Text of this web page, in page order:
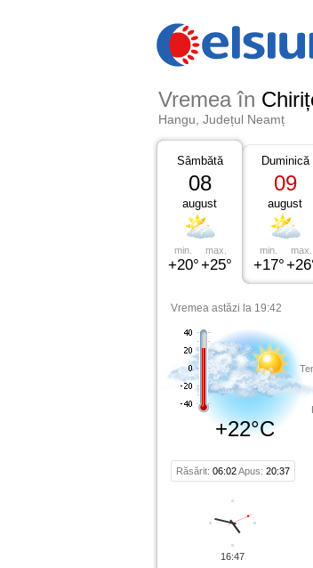
Vremea în
Hangu, Județul Neamț
Sâmbătă
08
august
min.
+20°
max.
+25°
Duminică
09
august
min.
+17°
max.
Vremea astăzi la 19:42
+22°C
Răsărit: 06:02Apus: 20:37
16:47